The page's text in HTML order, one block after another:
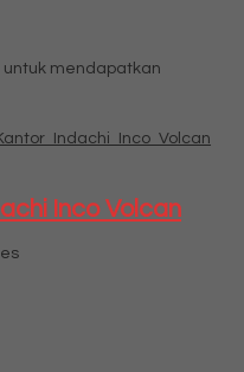
untuk mendapatkan
Indachi Inco Volcan
Inco Volcan